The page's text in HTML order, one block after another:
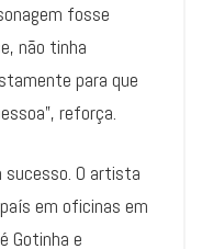
fosse
não tinha
para que
reforça.
sucesso. O artista
em oficinas em
Gotinha e